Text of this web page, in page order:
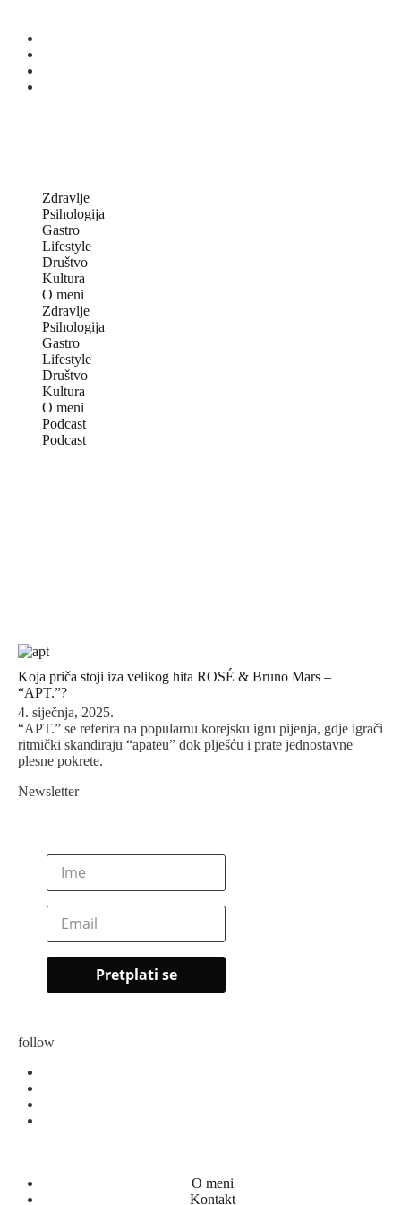
Zdravlje
Psihologija
Gastro
Lifestyle
Društvo
Kultura
O meni
Zdravlje
Psihologija
Gastro
Lifestyle
Društvo
Kultura
O meni
Podcast
Podcast
Koja priča stoji iza velikog hita ROSÉ & Bruno Mars –
“APT.”?
4. siječnja, 2025.
“APT.” se referira na popularnu korejsku igru pijenja, gdje igrači
ritmički skandiraju “apateu” dok plješću i prate jednostavne
plesne pokrete.
Newsletter
follow
O meni
Kontakt